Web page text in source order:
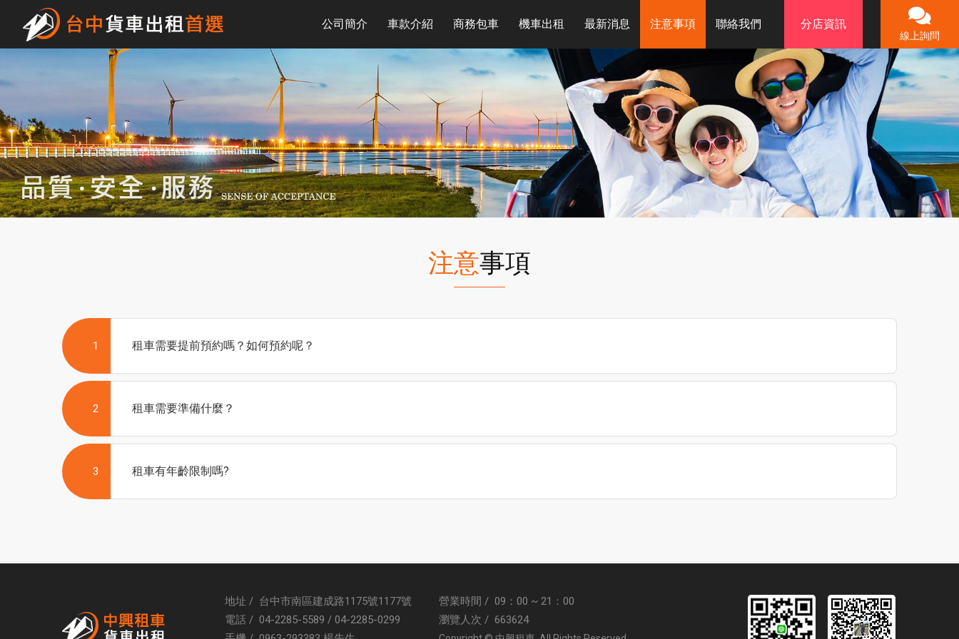
線上詢問
分店資訊
公司簡介 車款介紹 商務包車 機車出租 最新消息 注意事項 聯絡我們
注意事項
1 租車需要提前預約嗎？如何預約呢？
2 租車需要準備什麼？
3 租車有年齡限制嗎?
地址 / 台中市南區建成路1175號1177號
電話 / 04-2285-5589 / 04-2285-0299
營業時間 / 09：00 ~ 21：00
瀏覽人次 / 663624